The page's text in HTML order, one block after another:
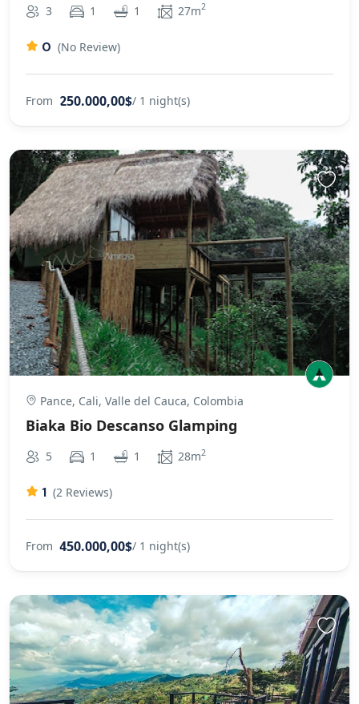
3 1 1 27m2
0 (No Review)
From 250.000,00$/ 1 night(s)
Pance, Cali, Valle del Cauca, Colombia
Biaka Bio Descanso Glamping
5 1 1 28m2
1 (2 Reviews)
From 450.000,00$/ 1 night(s)